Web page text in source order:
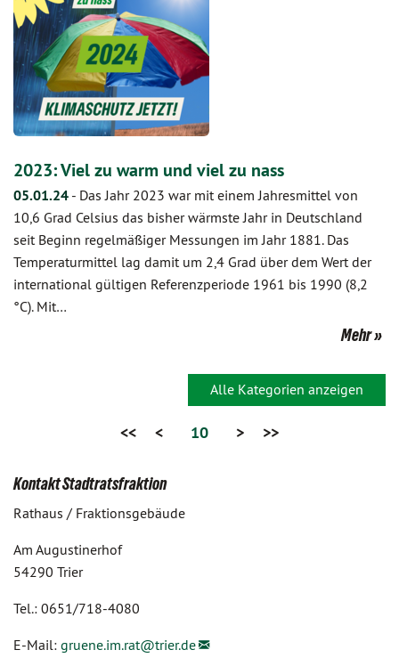
2023: Viel zu warm und viel zu nass
05.01.24 - Das Jahr 2023 war mit einem Jahresmittel von
10,6 Grad Celsius das bisher wärmste Jahr in Deutschland
seit Beginn regelmäßiger Messungen im Jahr 1881. Das
Temperaturmittel lag damit um 2,4 Grad über dem Wert der
international gültigen Referenzperiode 1961 bis 1990 (8,2
°C). Mit…
Mehr
Alle Kategorien anzeigen
<< < 10 > >>
Kontakt Stadtratsfraktion
Rathaus / Fraktionsgebäude
Am Augustinerhof
54290 Trier
Tel.: 0651/718-4080
E-Mail: gruene.im.rat@trier.de